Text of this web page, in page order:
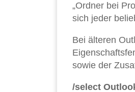
„Ordner bei
sich jeder
Bei älteren
sowie der
/select